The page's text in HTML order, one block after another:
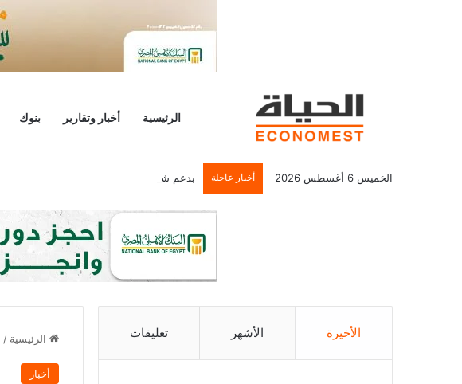
الرئيسية أخبار وتقارير بنوك
الخميس 6 أغسطس 2026 أخبار عاجلة بدعم شراء المصريين.. البورصة تربح 18 مليار جنيه برأس مال يلامس 4.1 تريليون
الرئيسية /
أخبار
الأخيرة الأشهر تعليقات